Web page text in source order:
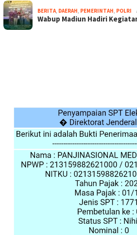
BERITA DAERAH PEMERINTAH POLRI
Wabup Madiun Hadiri